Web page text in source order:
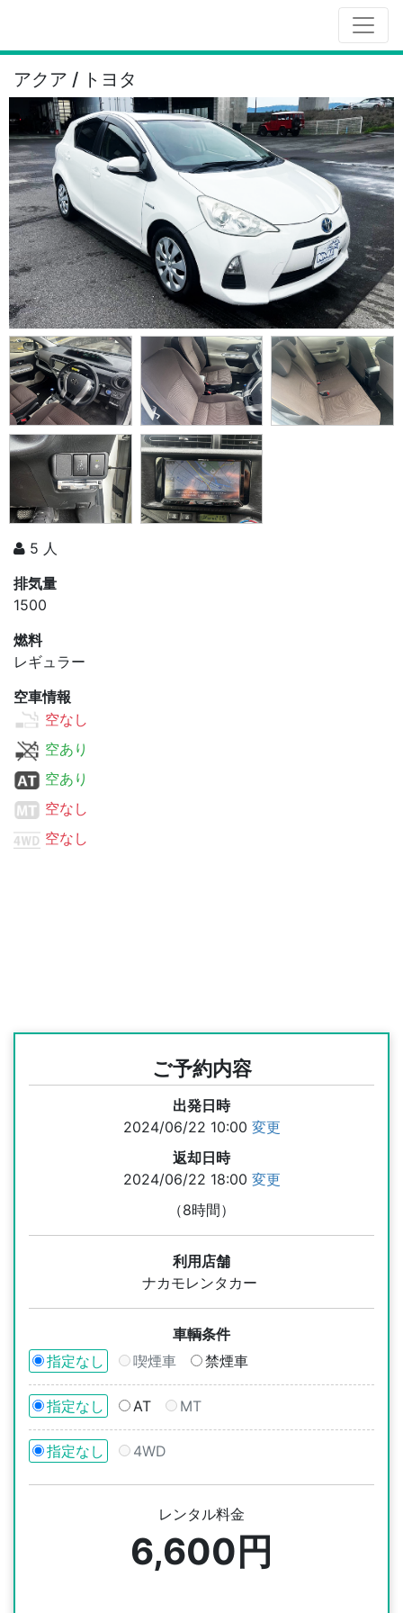
アクア / トヨタ
5 人
排気量
1500
燃料
レギュラー
空車情報
空なし
空あり
空あり
空なし
空なし
ご予約内容
出発日時
2024/06/22 10:00 変更
返却日時
2024/06/22 18:00 変更
（8時間）
利用店舗
ナカモレンタカー
車輌条件
指定なし
喫煙車 禁煙車
指定なし AT MT
指定なし 4WD
レンタル料金
6,600円